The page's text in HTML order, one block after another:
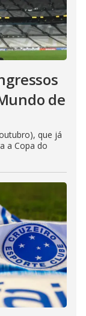
de
que já
a Copa do